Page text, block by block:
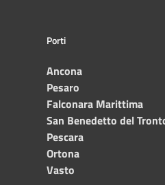
Porti
Ancona
Pesaro
Falconara Marittima
San Benedetto del
Pescara
Ortona
Vasto